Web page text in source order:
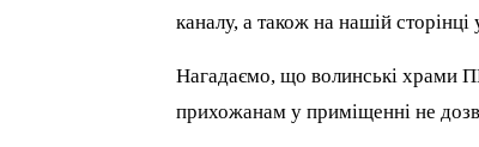
каналу, а також на нашій сторінці
Нагадаємо, що волинські храми
прихожанам у приміщенні не